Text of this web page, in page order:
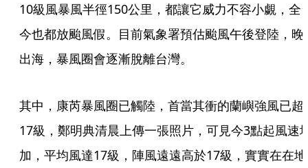
10級風暴風半徑150公里，都讓它威力不容小覷，全
今也都放颱風假。目前氣象署預估颱風午後登陸，晚
出海，暴風圈會逐漸脫離台灣。
其中，康芮暴風圈已觸陸，首當其衝的蘭嶼強風已超
17級，鄭明典清晨上傳一張照片，可見今3點起風速
加，平均風達17級，陣風遠遠高於17級，實實在在地